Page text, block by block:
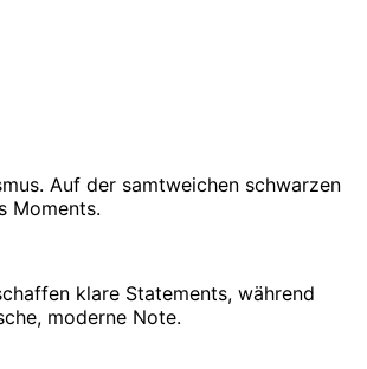
Auf der samtweichen schwarzen
Moments.
klare Statements, während
moderne Note.